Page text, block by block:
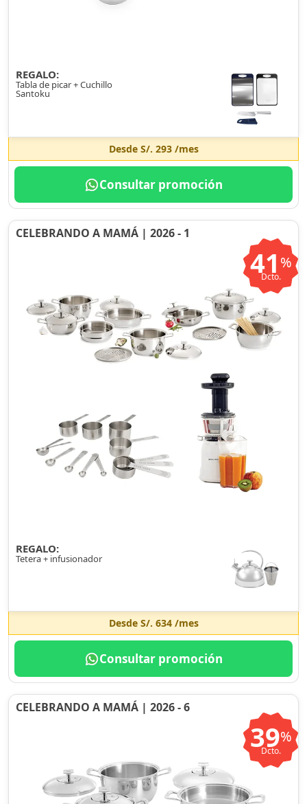
REGALO:
Tabla de picar + Cuchillo
Santoku
Desde S/. 293/mes
Consultar promoción
CELEBRANDO A MAMÁ | 2026 - 1
41 %
Dcto.
REGALO:
Tetera + infusionador
Desde S/. 634/mes
Consultar promoción
CELEBRANDO A MAMÁ | 2026 - 6
39%
Dcto.